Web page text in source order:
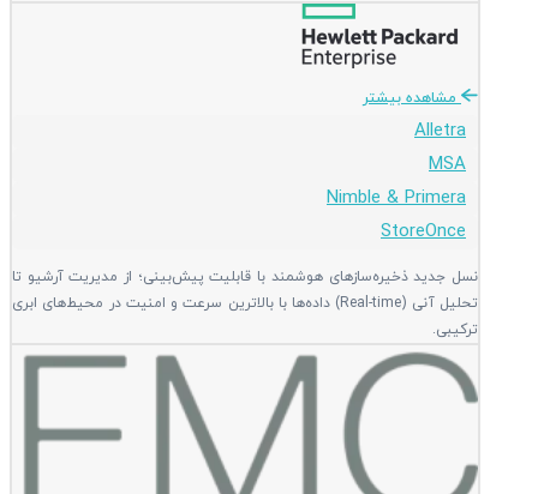
مشاهده بیشتر
Alletra
MSA
Nimble & Primera
StoreOnce
نسل جدید ذخیره‌سازهای هوشمند با قابلیت پیش‌بینی؛ از مدیریت آرشیو تا
تحلیل آنی (Real-time) داده‌ها با بالاترین سرعت و امنیت در محیط‌های ابری
ترکیبی.